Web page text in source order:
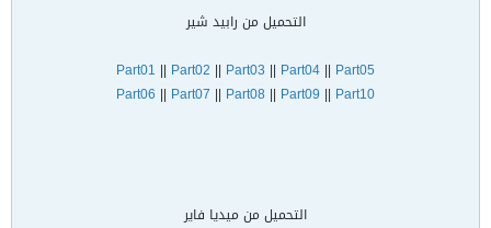
التحميل من رابيد شير
Part01 || Part02 || Part03 || Part04 || Part05
Part06 || Part07 || Part08 || Part09 || Part10
التحميل من ميديا فاير